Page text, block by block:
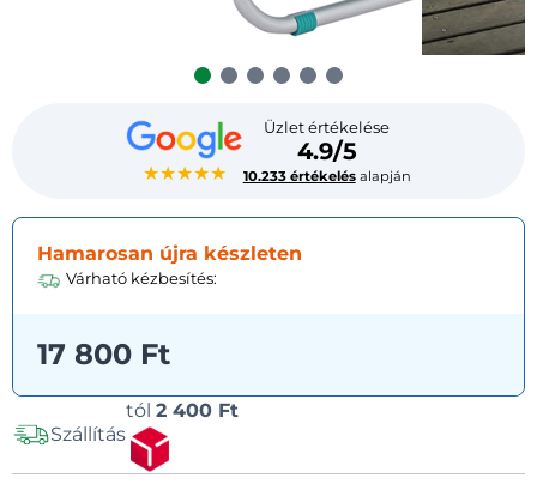
★★★★★
Üzlet értékelése
4.9/5
10.233 értékelésalapján
Hamarosan újra készleten
Várható kézbesítés:
17 800 Ft
Szállítás
tól 2 400 Ft